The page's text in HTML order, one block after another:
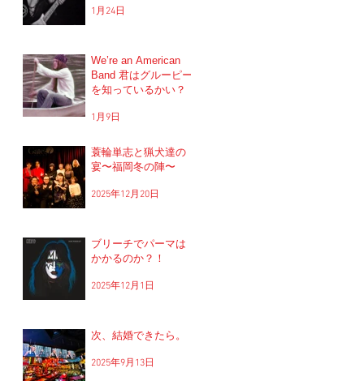
1月24日
We’re an American
Band 君はグルーピー
を知っているかい？
1月9日
蓑輪単志と猟犬達の
宴〜福岡冬の陣〜
2025年12月20日
ブリーチでパーマは
かかるのか？！
2025年12月1日
次、結婚できたら。
2025年9月13日